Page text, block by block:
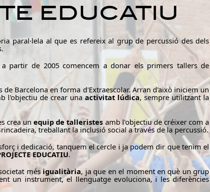
EDUCATIU
paral·lela al que es refereix al grup de percussió des dels
partir de 2005 comencem a donar els primers tallers de
de Barcelona en forma d'Extraescolar. Arran d'això iniciem un
l'objectiu de crear una activitat lúdica,sempre utilitzant la
crea unequip de talleristes amb l'objectiu de créixer com a
treballant la inclusió social a través de la percussió.
i dedicació, tanquem el cercle i ja podem dir que tenim el
EDUCATIU.
mésigualitària, ja que en el moment en què un grup
un instrument, el llenguatge evoluciona, i les diferències